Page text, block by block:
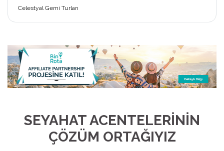
Celestyal Gemi Turları
SEYAHAT ACENTELERİNİN
ÇÖZÜM ORTAĞIYIZ